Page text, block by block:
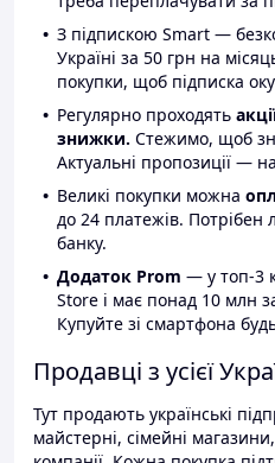
З підпискою Smart —
Україні за 50 грн на
покупки, щоб підписка
Регулярно проходять
знижки. Стежимо, щоб
Актуальні пропозиції —
Великі покупки можна
до 24 платежів. Потрібен
банку.
Додаток Prom — у топ-3
Store і має понад 10 млн
Купуйте зі смартфона
Продавці з усієї
Тут продають українські
майстерні, сімейні